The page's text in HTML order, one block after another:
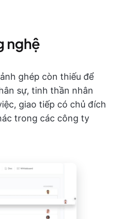
nghệ
ghép còn thiếu để
sự, tinh thần nhân
giao tiếp có chủ đích
trong các công ty